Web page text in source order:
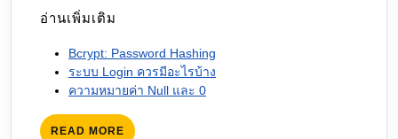
อ่านเพิ่มเติม
Bcrypt: Password Hashing
ระบบ Login ควรมีอะไรบ้าง
ความหมายค่า Null และ 0
READ MORE READ